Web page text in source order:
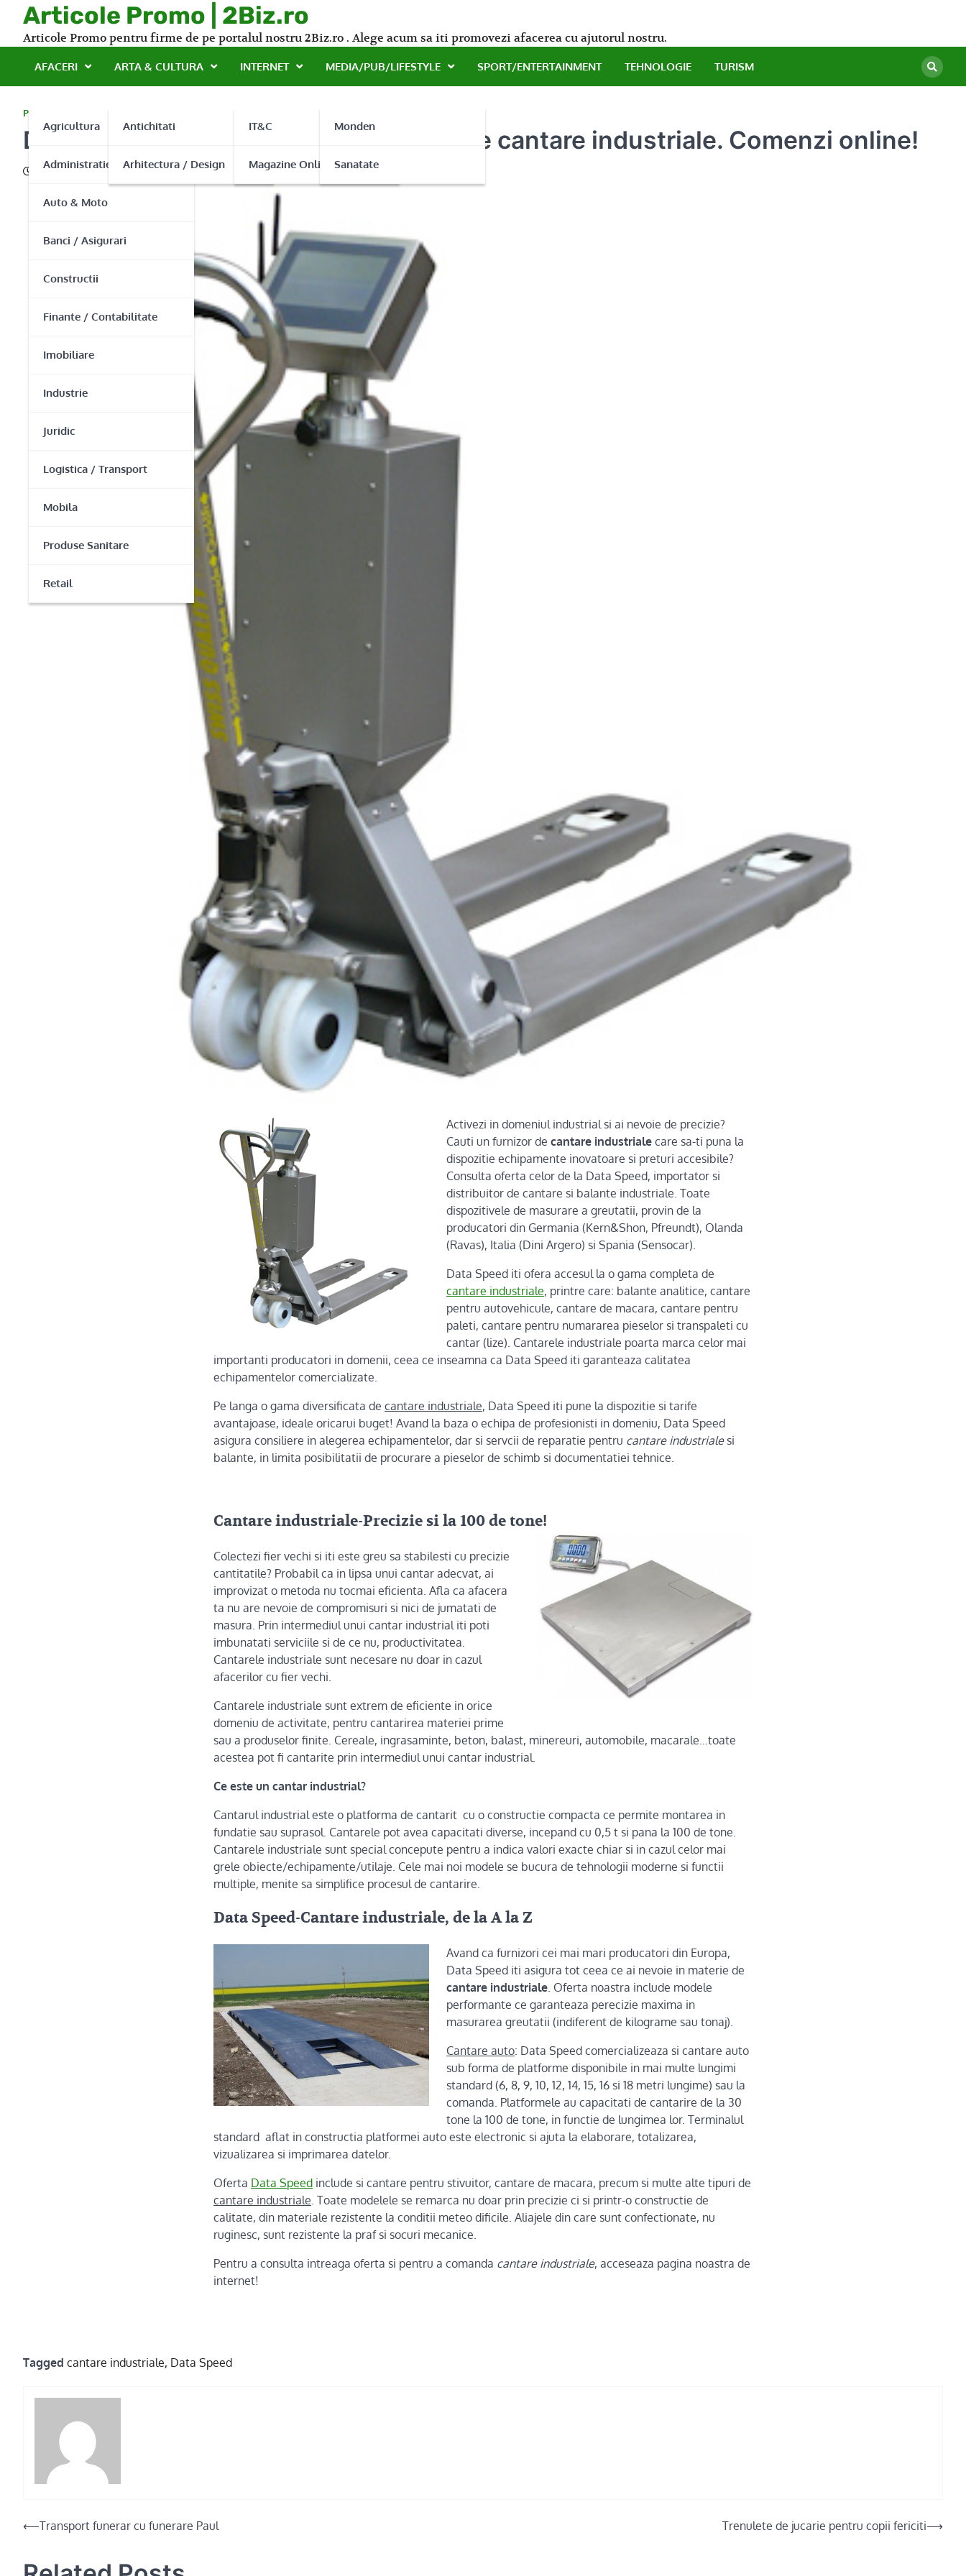
content
Articole Promo | 2Biz.ro
Articole Promo pentru firme de pe portalul nostru 2Biz.ro . Alege acum sa iti promovezi afacerea cu ajutorul nostru.
AFACERI
Agricultura
Administratie Publica
Auto & Moto
Banci / Asigurari
Constructii
Finante / Contabilitate
Imobiliare
Industrie
Juridic
Logistica / Transport
Mobila
Produse Sanitare
Retail
ARTA & CULTURA
Antichitati
Arhitectura / Design
INTERNET
IT&C
Magazine Online
MEDIA/PUB/LIFESTYLE
Monden
Sanatate
SPORT/ENTERTAINMENT TEHNOLOGIE TURISM
PROMO
Data Speed-Importator si distribuitor de cantare industriale. Comenzi online!
05/02/2015
Activezi in domeniul industrial si ai nevoie de precizie?
Cauti un furnizor de cantare industriale care sa-ti puna la
dispozitie echipamente inovatoare si preturi accesibile?
Consulta oferta celor de la Data Speed, importator si
distribuitor de cantare si balante industriale. Toate
dispozitivele de masurare a greutatii, provin de la
producatori din Germania (Kern&Shon, Pfreundt), Olanda
(Ravas), Italia (Dini Argero) si Spania (Sensocar).
Data Speed iti ofera accesul la o gama completa de
cantare industriale, printre care: balante analitice, cantare
pentru autovehicule, cantare de macara, cantare pentru
paleti, cantare pentru numararea pieselor si transpaleti cu
cantar (lize). Cantarele industriale poarta marca celor mai
importanti producatori in domenii, ceea ce inseamna ca Data Speed iti garanteaza calitatea
echipamentelor comercializate.
Pe langa o gama diversificata de cantare industriale, Data Speed iti pune la dispozitie si tarife
avantajoase, ideale oricarui buget! Avand la baza o echipa de profesionisti in domeniu, Data Speed
asigura consiliere in alegerea echipamentelor, dar si servcii de reparatie pentru cantare industrialesi
balante, in limita posibilitatii de procurare a pieselor de schimb si documentatiei tehnice.
Cantare industriale-Precizie si la 100 de tone!
Colectezi fier vechi si iti este greu sa stabilesti cu precizie
cantitatile? Probabil ca in lipsa unui cantar adecvat, ai
improvizat o metoda nu tocmai eficienta. Afla ca afacera
ta nu are nevoie de compromisuri si nici de jumatati de
masura. Prin intermediul unui cantar industrial iti poti
imbunatati serviciile si de ce nu, productivitatea.
Cantarele industriale sunt necesare nu doar in cazul
afacerilor cu fier vechi.
Cantarele industriale sunt extrem de eficiente in orice
domeniu de activitate, pentru cantarirea materiei prime
sau a produselor finite. Cereale, ingrasaminte, beton, balast, minereuri, automobile, macarale…toate
acestea pot fi cantarite prin intermediul unui cantar industrial.
Ce este un cantar industrial?
Cantarul industrial este o platforma de cantarit cu o constructie compacta ce permite montarea in
fundatie sau suprasol. Cantarele pot avea capacitati diverse, incepand cu 0,5 t si pana la 100 de tone.
Cantarele industriale sunt special concepute pentru a indica valori exacte chiar si in cazul celor mai
grele obiecte/echipamente/utilaje. Cele mai noi modele se bucura de tehnologii moderne si functii
multiple, menite sa simplifice procesul de cantarire.
Data Speed-Cantare industriale, de la A la Z
Avand ca furnizori cei mai mari producatori din Europa,
Data Speed iti asigura tot ceea ce ai nevoie in materie de
cantare industriale. Oferta noastra include modele
performante ce garanteaza perecizie maxima in
masurarea greutatii (indiferent de kilograme sau tonaj).
Cantare auto: Data Speed comercializeaza si cantare auto
sub forma de platforme disponibile in mai multe lungimi
standard (6, 8, 9, 10, 12, 14, 15, 16 si 18 metri lungime) sau la
comanda. Platformele au capacitati de cantarire de la 30
tone la 100 de tone, in functie de lungimea lor. Terminalul
standard aflat in constructia platformei auto este electronic si ajuta la elaborare, totalizarea,
vizualizarea si imprimarea datelor.
Oferta Data Speed include si cantare pentru stivuitor, cantare de macara, precum si multe alte tipuri de
cantare industriale. Toate modelele se remarca nu doar prin precizie ci si printr-o constructie de
calitate, din materiale rezistente la conditii meteo dificile. Aliajele din care sunt confectionate, nu
ruginesc, sunt rezistente la praf si socuri mecanice.
Pentru a consulta intreaga oferta si pentru a comanda cantare industriale, acceseaza pagina noastra de
internet!
Tagged cantare industriale, Data Speed
Post
⟵Transport funerar cu funerare Paul Trenulete de jucarie pentru copii fericiti⟶